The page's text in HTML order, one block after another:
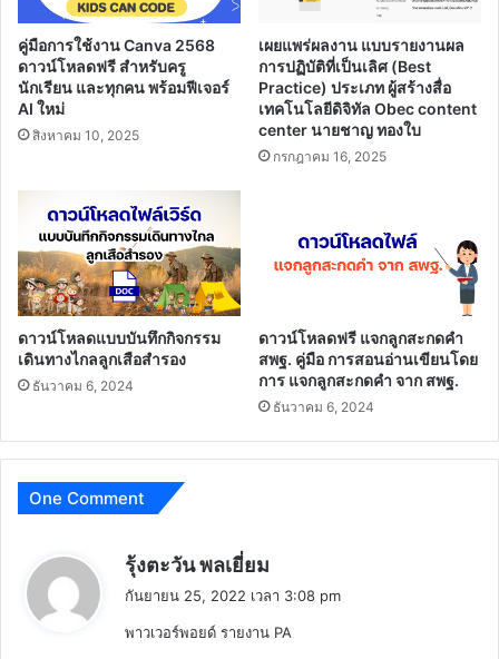
เรียน
ด้าน
ลูก
เสือ
(PLC)
"ประกาศ
เกียรติคุณ
บัตร"
จัด
ทำ
โดย
เสือ
โรงเรียน
ทุ่ง
คู่มือการใช้งาน Canva 2568
ดาวน์โหลดฟรี สำหรับครู
นักเรียน และทุกคน พร้อมฟีเจอร์
AI ใหม่
สิงหาคม 10, 2025
เผยแพร่ผลงาน แบบรายงานผล
การปฏิบัติที่เป็นเลิศ (Best
Practice) ประเภท ผู้สร้างสื่อ
เทคโนโลยีดิจิทัล Obec content
center นายชาญ ทองใบ
กรกฎาคม 16, 2025
ดาวน์โหลดแบบบันทึกกิจกรรม
เดินทางไกลลูกเสือสำรอง
ธันวาคม 6, 2024
ดาวน์โหลดฟรี แจกลูกสะกดคำ
สพฐ. คู่มือ การสอนอ่านเขียนโดย
การ แจกลูกสะกดคำ จาก สพฐ.
ธันวาคม 6, 2024
One Comment
รุ้งตะวัน พลเยี่ยม
า
กันยายน 25, 2022 เวลา 3:08 pm
พาวเวอร์พอยด์ รายงาน PA